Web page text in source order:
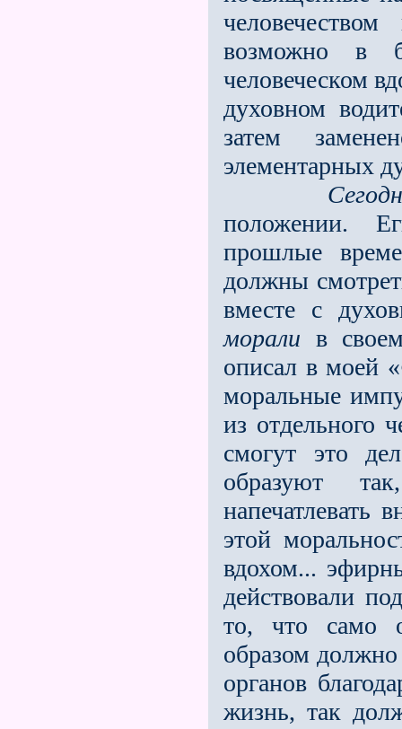
возможно в
человеческом
духовном
затем
элементарных
положении.
прошлые
должны
вместе с
морали в
описал в моей «
моральные
из отдельного
смогут это
образуют
напечатлевать
этой
вдохом...
действовали
то, что само
образом
органов
жизнь, так